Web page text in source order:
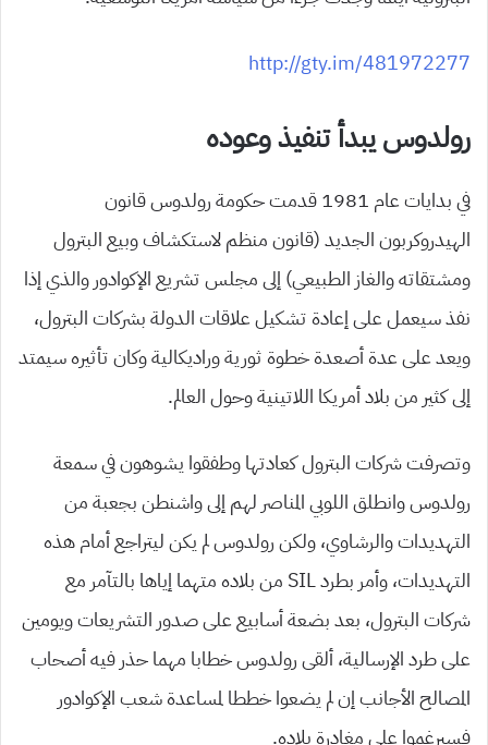
http://gty.im/481972277
رولدوس يبدأ تنفيذ وعوده
في بدايات عام 1981 قدمت حكومة رولدوس قانون
الهيدروكربون الجديد (قانون منظم لاستكشاف وبيع البترول
ومشتقاته والغاز الطبيعي) إلى مجلس تشريع الإكوادور والذي إذا
نفذ سيعمل على إعادة تشكيل علاقات الدولة بشركات البترول،
ويعد على عدة أصعدة خطوة ثورية وراديكالية وكان تأثيره سيمتد
إلى كثير من بلاد أمريكا اللاتينية وحول العالم.
وتصرفت شركات البترول كعادتها وطفقوا يشوهون في سمعة
رولدوس وانطلق اللوبي المناصر لهم إلى واشنطن بجعبة من
التهديدات والرشاوي، ولكن رولدوس لم يكن ليتراجع أمام هذه
التهديدات، وأمر بطرد SIL من بلاده متهما إياها بالتآمر مع
شركات البترول، بعد بضعة أسابيع على صدور التشريعات ويومين
على طرد الإرسالية، ألقى رولدوس خطابا مهما حذر فيه أصحاب
المصالح الأجانب إن لم يضعوا خططا لمساعدة شعب الإكوادور
فسيرغموا على مغادرة بلاده.